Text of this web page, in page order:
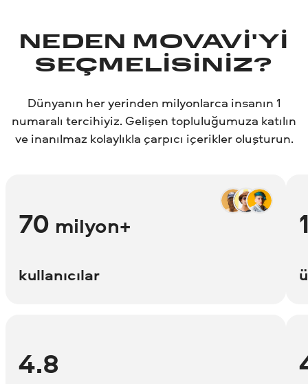
NEDEN MOVAVI'YI
SEÇMELISINIZ?
Dünyanın her yerinden milyonlarca insanın 1
numaralı tercihiyiz. Gelişen topluluğumuza katılın
ve inanılmaz kolaylıkla çarpıcı içerikler oluşturun.
70 milyon+
kullanıcılar
4.8